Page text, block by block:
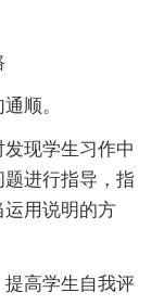
顺。
现学生习作中
进行指导，指
用说明的方
提高学生自我评